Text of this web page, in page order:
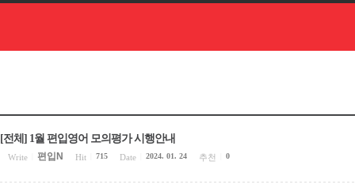
[전체] 1월 편입영어 모의평가 시행안내
Write 편입N Hit 715 Date 2024. 01. 24 추천 0